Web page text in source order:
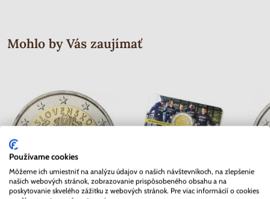
Mohlo by Vás zaujímať
Používame cookies
Môžeme ich umiestniť na analýzu údajov o našich návštevníkoch, na zlepšenie
našich webových stránok, zobrazovanie prispôsobeného obsahu a na
poskytovanie skvelého zážitku z webových stránok. Pre viac informácií o cookies